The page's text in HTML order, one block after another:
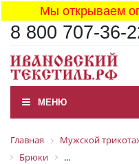
Мы открываем
8 800 707-36-
МЕНЮ
Главная Мужской
Брюки
...